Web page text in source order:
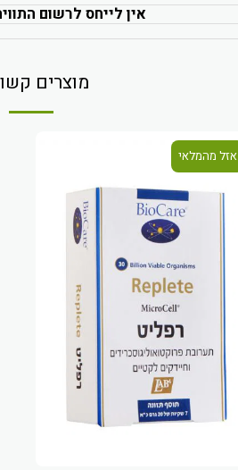
אין לייחס לרשום
מוצרים
אזל מהמלאי